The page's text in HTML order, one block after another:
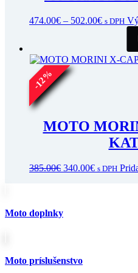
474.00€ – 502.00€Price
through
502.00€
s DPH
-
12
%
MOTO
385.00€ Pôvodná
340.00€Aktuálna
s DPH
Moto doplnky
Moto príslušenstvo